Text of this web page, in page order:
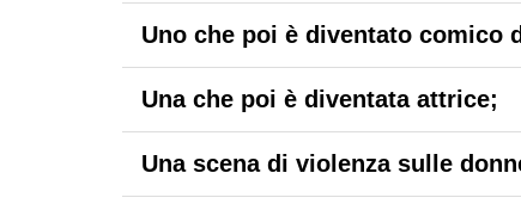
Uno che poi è diventato comico
Una che poi è diventata attrice;
Una scena di violenza sulle